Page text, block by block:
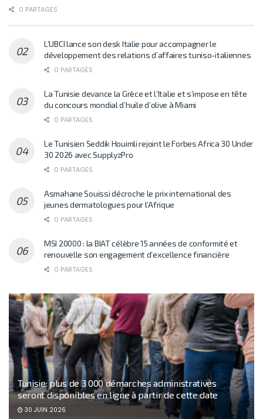
0 PARTAGES
L’UBCI lance son desk Italie pour accompagner le
développement des relations d’affaires tuniso-italiennes
0 PARTAGES
La Tunisie devance la Grèce et l’Italie et s’impose en tête
du concours mondial d’huile d’olive à Miami
0 PARTAGES
Le Tunisien Seddik Houimli rejoint le Forbes Africa 30 Under
30 2026 avec SupplyzPro
0 PARTAGES
Asmahane Souissi décroche le prix international des
jeunes dermatologues pour l’Afrique
0 PARTAGES
MSI 20000 : la BIAT célèbre 15 années de conformité et
renouvelle son engagement d’excellence financière
0 PARTAGES
Tunisie: plus de 3 000 démarches administratives
seront disponibles en ligne à partir de cette date
30 JUIN 2026